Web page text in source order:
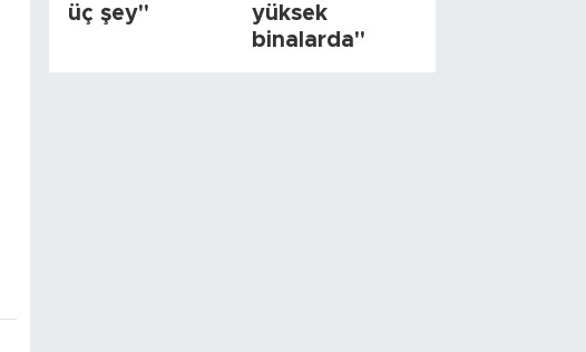
üç şey"
yüksek
binalarda"